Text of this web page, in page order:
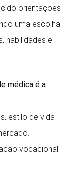
orientações
uma escolha
habilidades e
médica é a
estilo de vida
vocacional